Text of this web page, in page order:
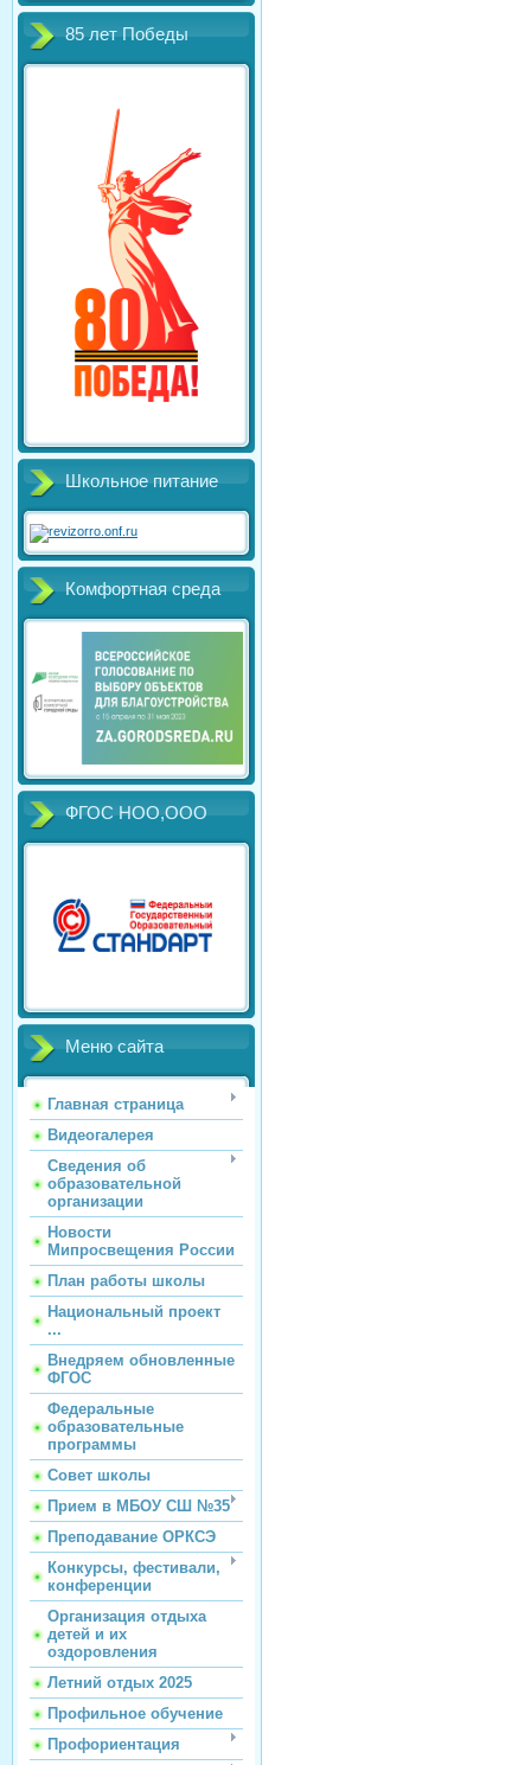
85 лет Победы
Школьное питание
Комфортная среда
ФГОС НОО,ООО
Меню сайта
Главная страница
Видеогалерея
Сведения об
образовательной
организации
Новости
Мипросвещения России
План работы школы
Национальный проект
...
Внедряем обновленные
ФГОС
Федеральные
образовательные
программы
Совет школы
Прием в МБОУ СШ №35
Преподавание ОРКСЭ
Конкурсы, фестивали,
конференции
Организация отдыха
детей и их
оздоровления
Летний отдых 2025
Профильное обучение
Профориентация